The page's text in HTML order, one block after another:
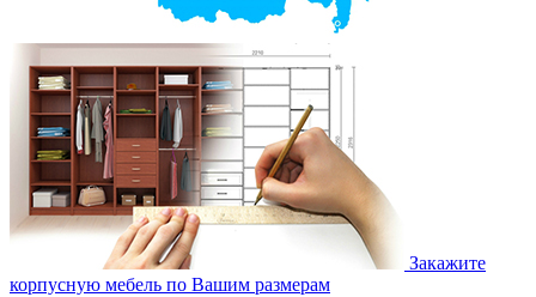
Закажите
корпусную мебель по Вашим размерам